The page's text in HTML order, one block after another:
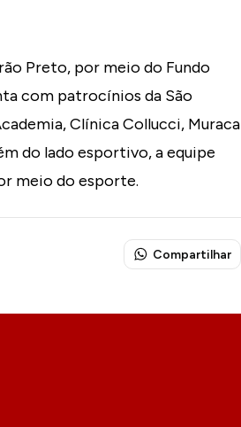
Preto, por meio do Fundo
com patrocínios da São
Clínica Collucci, Muraca
do lado esportivo, a equipe
meio do esporte.
Compartilhar